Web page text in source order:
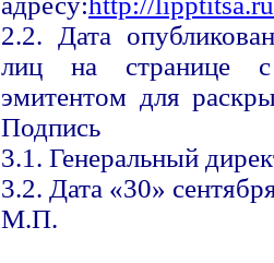
2.2. Дата
лиц на странице с
эмитентом для
Подпись
3.1. Генеральный
3.2. Дата «30»
М.П.